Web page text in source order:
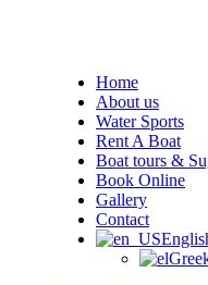
Home
About us
Water Sports
Rent A Boat
Boat tours &
Book Online
Gallery
Contact